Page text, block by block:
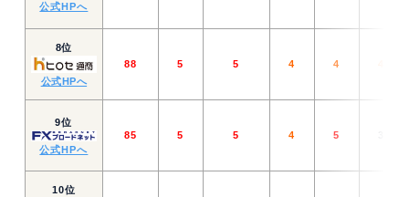
公式HPへ
8位
公式HPへ
88 5 5 4 4
9位
公式HPへ
85 5 5 4 5
10位